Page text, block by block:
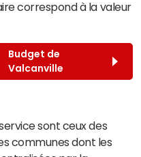
correspond à la valeur
Budget de
Valcanville
sont ceux des
communes dont les